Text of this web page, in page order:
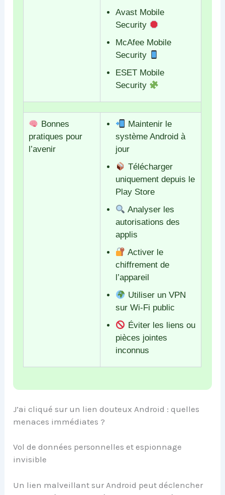
Avast Mobile
Security
McAfee Mobile
Security
ESET Mobile
Security
Bonnes
pratiques pour
l’avenir
Maintenir le
système Android à
jour
Télécharger
uniquement depuis le
Play Store
Analyser les
autorisations des
applis
Activer le
chiffrement de
l’appareil
Utiliser un VPN
sur Wi-Fi public
Éviter les liens ou
pièces jointes
inconnus
J’ai cliqué sur un lien douteux Android : quelles
menaces immédiates ?
Vol de données personnelles et espionnage
invisible
Un lien malveillant sur Android peut déclencher